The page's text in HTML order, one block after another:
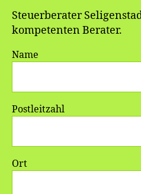
Steuerberater
kompetenten Berater.
Name
Postleitzahl
Ort